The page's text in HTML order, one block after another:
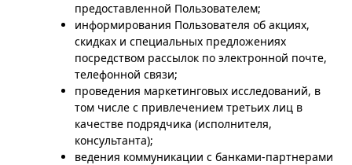
предоставленной Пользователем;
информирования Пользователя об акциях,
скидках и специальных предложениях
посредством рассылок по электронной почте,
телефонной связи;
проведения маркетинговых исследований, в
том числе с привлечением третьих лиц в
качестве подрядчика (исполнителя,
консультанта);
ведения коммуникации с банками-партнерами